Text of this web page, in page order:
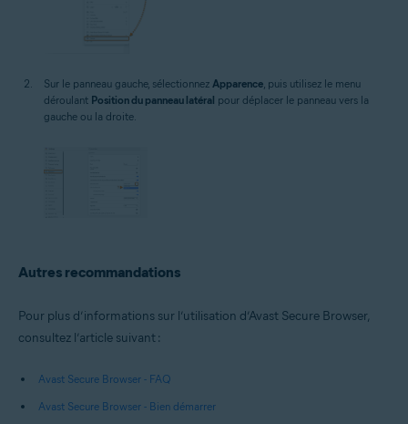
Sur le panneau gauche, sélectionnez Apparence , puis utilisez le menu
déroulant Position du panneau latéral pour déplacer le panneau vers la
gauche ou la droite.
Autres recommandations
Pour plus d’informations sur l’utilisation d’Avast Secure Browser,
consultez l’article suivant :
Avast Secure Browser - FAQ
Avast Secure Browser - Bien démarrer